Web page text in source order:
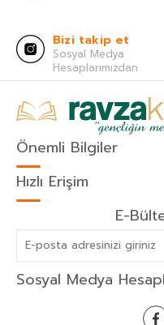
Bizi takip et
Sosyal Medya
Hesaplarımızdan
Önemli Bilgiler
Hızlı Erişim
E-
Sosyal Medya